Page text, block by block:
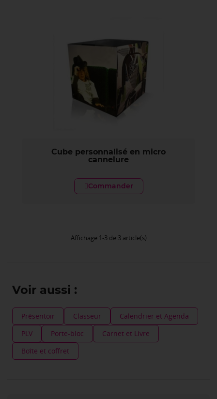
Cube personnalisé en micro
cannelure
Commander
Affichage 1-3 de 3 article(s)
Voir aussi :
Présentoir Classeur
Calendrier et Agenda
PLV
Porte-bloc
Carnet et Livre
Boîte et coffret